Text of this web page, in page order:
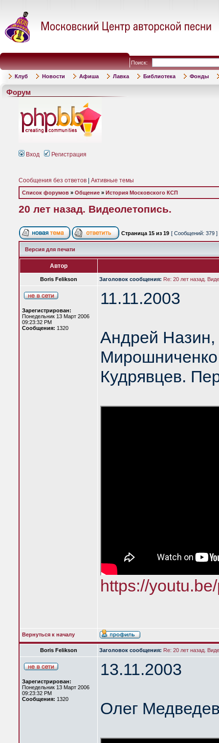
Поиск:
Клуб Новости Афиша Лавка Библиотека Фонды
Форум
Вход Регистрация
Сообщения без ответов Активные темы
Список форумов » Общение » История Московского КСП
20 лет назад. Видеолетопись.
Страница 15 из 19 [ Сообщений: 379 ]
Версия для печати
Автор
Boris Felikson Заголовок сообщения: Re: 20 лет назад.
Зарегистрирован:
Понедельник 13 Март 2006
09:23:32 PM
Сообщения: 1320
11.11.2003
Андрей Назин,
Кудрявцев.
https://
Вернуться к началу
Boris Felikson Заголовок сообщения: Re: 20 лет назад.
Зарегистрирован:
Понедельник 13 Март 2006
09:23:32 PM
Сообщения: 1320
13.11.2003
Олег